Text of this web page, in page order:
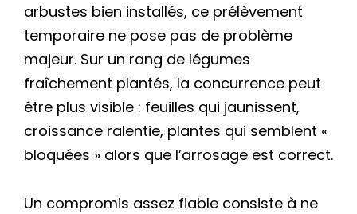
arbustes bien installés, ce prélèvement
temporaire ne pose pas de problème
majeur. Sur un rang de légumes
fraîchement plantés, la concurrence peut
être plus visible : feuilles qui jaunissent,
croissance ralentie, plantes qui semblent «
bloquées » alors que l’arrosage est correct.
Un compromis assez fiable consiste à ne